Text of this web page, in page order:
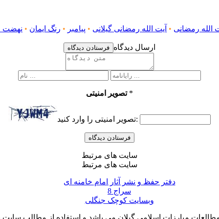
الله رمضانی • آیت الله رمضانی گیلانی • پیامبر • رنگ ایمان • نهضت
فرستادن دیدگاه ارسال دیدگاه
تصویر امنیتی *
تصویر امنیتی را وارد کنید:
سایت های مرتبط
سایت های مرتبط
دفتر حفظ و نشر آثار امام خامنه ای
سراج 8
وبسایت کوچک جنگلی
مبارزات اسلامی گیلان می باشد و استفاده از مطالب سایت